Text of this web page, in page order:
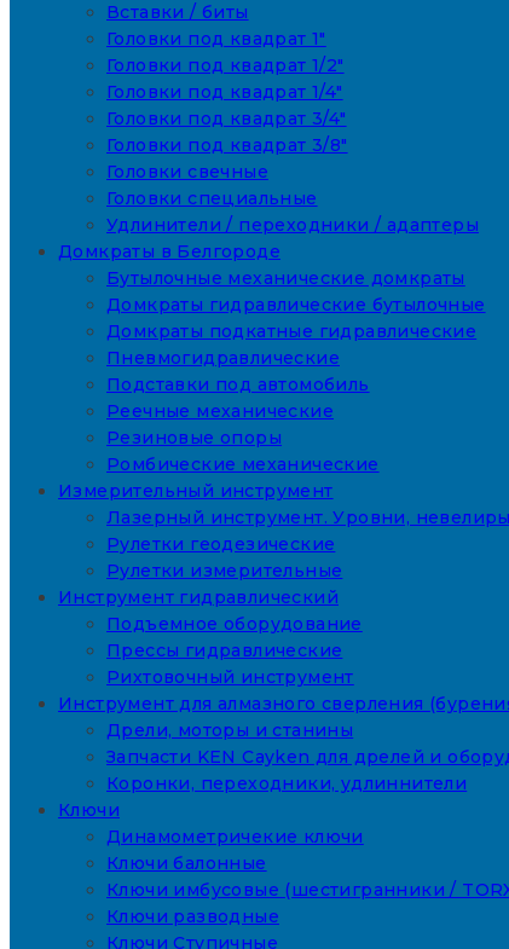
Вставки / биты
Головки под квадрат 1"
Головки под квадрат 1/2"
Головки под квадрат 1/4"
Головки под квадрат 3/4"
Головки под квадрат 3/8"
Головки свечные
Головки специальные
Удлинители / переходники / адаптеры
Домкраты в Белгороде
Бутылочные механические домкраты
Домкраты гидравлические бутылочные
Домкраты подкатные гидравлические
Пневмогидравлические
Подставки под автомобиль
Реечные механические
Резиновые опоры
Ромбические механические
Измерительный инструмент
Лазерный инструмент. Уровни,
Рулетки геодезические
Рулетки измерительные
Инструмент гидравлический
Подъемное оборудование
Прессы гидравлические
Рихтовочный инструмент
Инструмент для алмазного сверления
Дрели, моторы и станины
Запчасти KEN Cayken для дрелей и
Коронки, переходники, удлиннители
Ключи
Динамометричекие ключи
Ключи балонные
Ключи имбусовые (шестигранники /
Ключи разводные
Ключи Ступичные